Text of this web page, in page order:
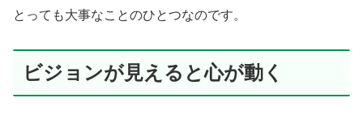
とっても大事なことのひとつなのです。
ビジョンが見えると心が動く